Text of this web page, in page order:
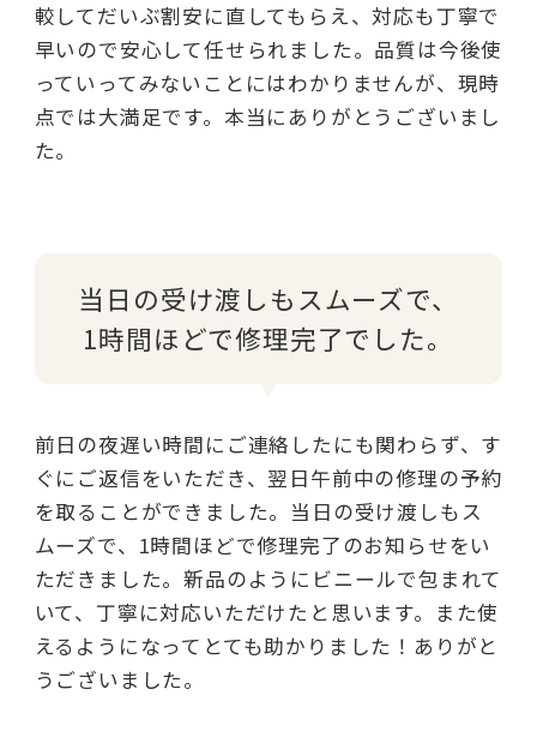
較してだいぶ割安に直してもらえ、対応も丁寧で
早いので安心して任せられました。品質は今後使
っていってみないことにはわかりませんが、現時
点では大満足です。本当にありがとうございまし
た。
当日の受け渡しもスムーズで、
1時間ほどで修理完了でした。
前日の夜遅い時間にご連絡したにも関わらず、す
ぐにご返信をいただき、翌日午前中の修理の予約
を取ることができました。当日の受け渡しもス
ムーズで、1時間ほどで修理完了のお知らせをい
ただきました。新品のようにビニールで包まれて
いて、丁寧に対応いただけたと思います。また使
えるようになってとても助かりました！ありがと
うございました。